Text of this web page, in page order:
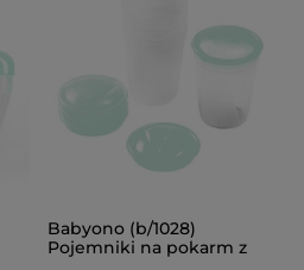
Babyono (b/1028)
Pojemniki na pokarm z